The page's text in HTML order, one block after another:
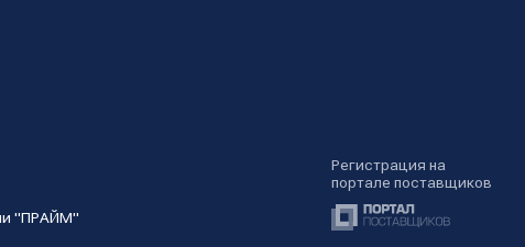
"ПРАЙМ"
Регистрация на
портале поставщиков